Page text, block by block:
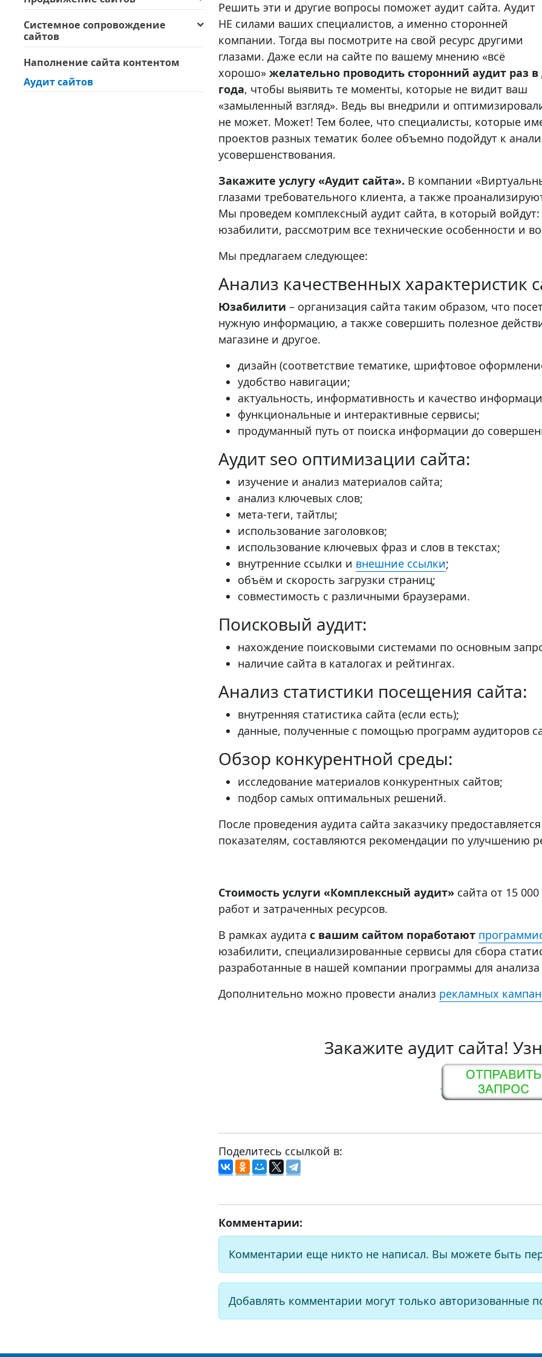
Решить эти и другие вопросы поможет аудит сайта. Аудит
НЕ силами ваших специалистов, а именно сторонней
компании. Тогда вы посмотрите на свой ресурс другими
глазами. Даже если на сайте по вашему мнению «всё
хорошо»желательно проводить сторонний аудит раз в
года, чтобы выявить те моменты, которые не видит ваш
«замыленный взгляд». Ведь вы внедрили и
не может. Может! Тем более, что специалисты, которые
проектов разных тематик более объемно подойдут к
усовершенствования.
Закажите услугу «Аудит сайта». В компании
глазами требовательного клиента, а также
Мы проведем комплексный аудит сайта, в который
юзабилити, рассмотрим все технические особенности и
Мы предлагаем следующее:
Анализ качественных характеристик
Юзабилити – организация сайта таким образом, что
нужную информацию, а также совершить полезное
магазине и другое.
дизайн (соответствие тематике, шрифтовое
удобство навигации;
актуальность, информативность и качество
функциональные и интерактивные сервисы;
продуманный путь от поиска информации до
Аудит seo оптимизации сайта:
изучение и анализ материалов сайта;
анализ ключевых слов;
мета-теги, тайтлы;
использование заголовков;
использование ключевых фраз и слов в текстах;
внутренние ссылки и внешние ссылки;
объём и скорость загрузки страниц;
совместимость с различными браузерами.
Поисковый аудит:
нахождение поисковыми системами по основным
наличие сайта в каталогах и рейтингах.
Анализ статистики посещения сайта:
внутренняя статистика сайта (если есть);
данные, полученные с помощью программ аудиторов
Обзор конкурентной среды:
исследование материалов конкурентных сайтов;
подбор самых оптимальных решений.
После проведения аудита сайта заказчику
показателям, составляются рекомендации по улучшению
Стоимость услуги «Комплексный аудит» сайта от 15
работ и затраченных ресурсов.
В рамках аудитас вашим сайтом поработают
юзабилити, специализированные сервисы для сбора
разработанные в нашей компании программы для анализа
Дополнительно можно провести анализ рекламных
Закажите аудит сайта!
Поделитесь ссылкой в:
Комментарии:
Комментарии еще никто не написал. Вы можете быть
Добавлять комментарии могут только авторизованные
Системное сопровождение
сайтов
Наполнение сайта контентом
Аудит сайтов